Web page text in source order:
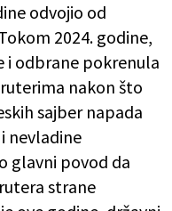
odvojio od
2024. godine,
i odbrane pokrenula
nakon što
sajber napada
nevladine
glavni povod da
strane